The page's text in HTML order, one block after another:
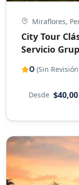
Miraflores,
City Tour
Servicio
0 (Sin
Desde $40,00